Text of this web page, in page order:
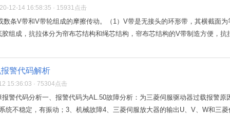
12-14 16:58:35 · 15931点击
数条V带和V带轮组成的摩擦传动。（1）V带是无接头的环形带，其横截面
组成，抗拉体分为帘布芯结构和绳芯结构，帘布芯结构的V带制造方便，
警代码解析
15:36:03 · 75304点击
警代码分析一、报警代码为AL.50故障分析：为三菱伺服驱动器过载报警
统不稳定，有振动；3、机械故障4、三菱伺服放大器的输出U、V、W和三